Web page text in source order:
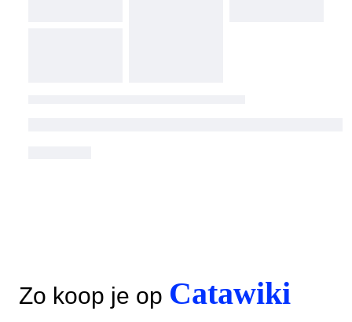
Zo koop je op Catawiki